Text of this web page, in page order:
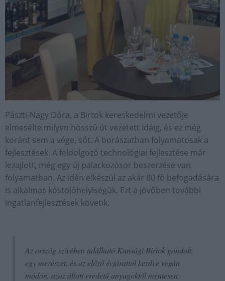
Pászti-Nagy Dóra, a Birtok kereskedelmi vezetője
elmesélte milyen hosszú út vezetett idáig, és ez még
koránt sem a vége, sőt. A borászatban folyamatosak a
fejlesztések. A feldolgozó technológiai fejlesztése már
lezajlott, még egy új palackozósor beszerzése van
folyamatban. Az idén elkészül az akár 80 fő befogadására
is alkalmas kóstolóhelyiségük. Ezt a jövőben további
ingatlanfejlesztések követik.
Az ország szívében található Kunsági Birtok gondolt
egy merészet, és az előző évjárattól kezdve vegán
módon, azaz állati eredetű anyagoktól mentesen